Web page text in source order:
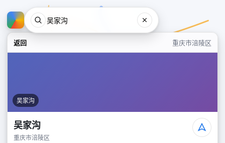
返回 重庆市涪陵区
吴家沟
吴家沟
重庆市涪陵区